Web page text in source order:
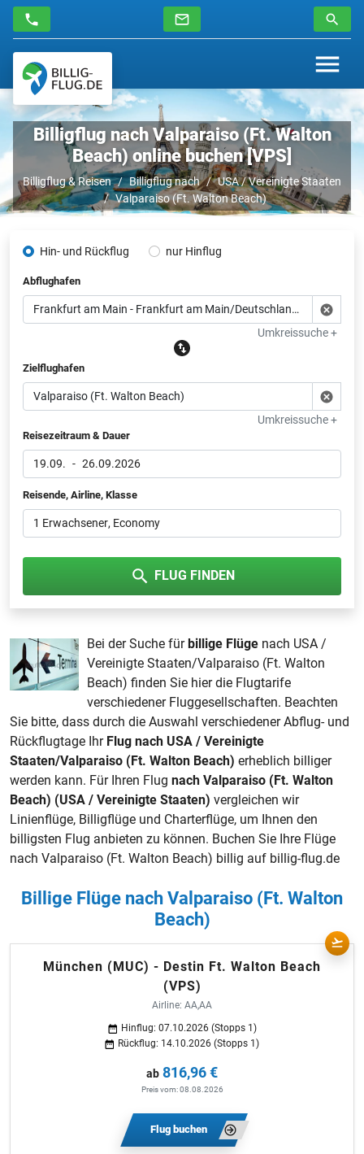
Billigflug nach Valparaiso (Ft. Walton
Beach) online buchen [VPS]
Billigflug & Reisen Billigflug nach
USA / Vereinigte Staaten
Valparaiso (Ft. Walton Beach)
Hin- und Rückflug nur Hinflug
Abflughafen
Umkreissuche +
Zielflughafen
Umkreissuche +
Reisezeitraum & Dauer
19.09. - 26.09.2026
Reisende, Airline, Klasse
1 Erwachsener, Economy
FLUG FINDEN
Bei der Suche fürbillige Flüge nach USA /
Vereinigte Staaten/Valparaiso (Ft. Walton
Beach) finden Sie hier die Flugtarife
verschiedener Fluggesellschaften. Beachten
Sie bitte, dass durch die Auswahl verschiedener Abflug- und
Rückflugtage Ihr Flug nach USA / Vereinigte
Staaten/Valparaiso (Ft. Walton Beach) erheblich billiger
werden kann. Für Ihren Flug nach Valparaiso (Ft. Walton
Beach) (USA / Vereinigte Staaten) vergleichen wir
Linienflüge, Billigflüge und Charterflüge, um Ihnen den
billigsten Flug anbieten zu können. Buchen Sie Ihre Flüge
nach Valparaiso (Ft. Walton Beach) billig auf billig-flug.de
Billige Flüge nach Valparaiso (Ft. Walton
Beach)
München (MUC) - Destin Ft. Walton Beach
(VPS)
Airline: AA,AA
Hinflug: 07.10.2026 (Stopps 1)
Rückflug: 14.10.2026 (Stopps 1)
ab 816,96 €
Preis vom: 08.08.2026
Flug buchen